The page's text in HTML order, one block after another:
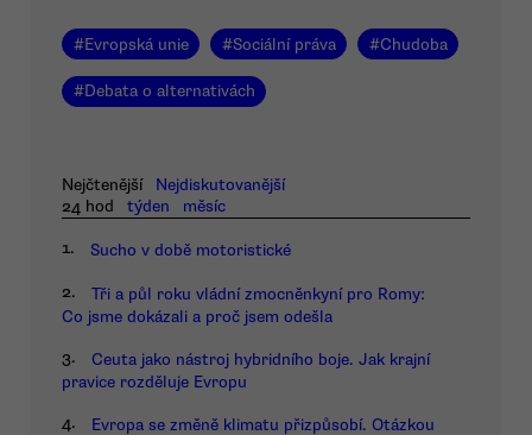
#Evropská unie #Sociální práva #Chudoba
#Debata o alternativách
Nejčtenější
Nejdiskutovanější
24 hod
týden měsíc
1. Sucho v době motoristické
2.
Tři a půl roku vládní zmocněnkyní pro Romy:
Co jsme dokázali a proč jsem odešla
3.
Ceuta jako nástroj hybridního boje. Jak krajní
pravice rozděluje Evropu
4.
Evropa se změně klimatu přizpůsobí. Otázkou